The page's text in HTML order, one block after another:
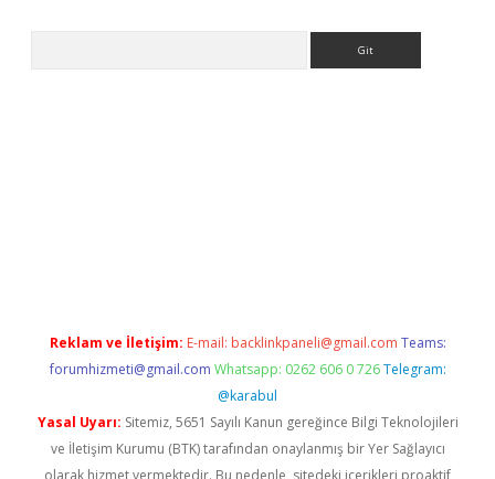
Reklam ve İletişim: E-mail: backlinkpaneli@gmail.com Teams:
forumhizmeti@gmail.com Whatsapp: 0262 606 0 726 Telegram:
@karabul
Yasal Uyarı: Sitemiz, 5651 Sayılı Kanun gereğince Bilgi Teknolojileri
ve İletişim Kurumu (BTK) tarafından onaylanmış bir Yer Sağlayıcı
olarak hizmet vermektedir. Bu nedenle, sitedeki içerikleri proaktif